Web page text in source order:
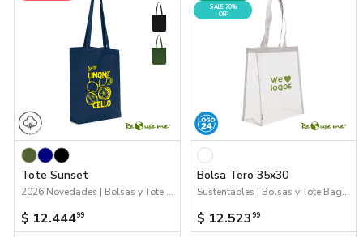
Tote Sunset
2026 Novedades | Bolsas y Tote Bags
$ 12.44499
SALE 70%
OFF
Bolsa Tero 35x30
Sustentables | Bolsas y Tote Bags | Logo 24hs
$ 12.523 99